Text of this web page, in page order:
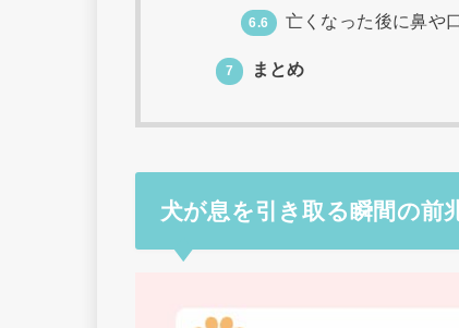
6.6 亡くなった後に鼻や
7 まとめ
犬が息を引き取る瞬間の前